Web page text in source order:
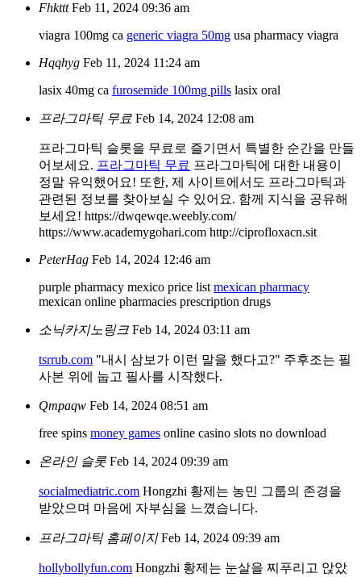
Fhkttt Feb 11, 2024 09:36 am
viagra 100mg ca generic viagra 50mg usa pharmacy viagra
Hqqhyg Feb 11, 2024 11:24 am
lasix 40mg ca furosemide 100mg pills lasix oral
프라그마틱 무료 Feb 14, 2024 12:08 am
프라그마틱 슬롯을 무료로 즐기면서 특별한 순간을 만들
어보세요. 프라그마틱 무료 프라그마틱에 대한 내용이
정말 유익했어요! 또한, 제 사이트에서도 프라그마틱과
관련된 정보를 찾아보실 수 있어요. 함께 지식을 공유해
보세요! https://dwqewqe.weebly.com/
https://www.academygohari.com http://ciprofloxacn.sit
PeterHag Feb 14, 2024 12:46 am
purple pharmacy mexico price list mexican pharmacy
mexican online pharmacies prescription drugs
소닉카지노링크 Feb 14, 2024 03:11 am
tsrrub.com "내시 삼보가 이런 말을 했다고?" 주후조는 필
사본 위에 눕고 필사를 시작했다.
Qmpaqw Feb 14, 2024 08:51 am
free spins money games online casino slots no download
온라인 슬롯 Feb 14, 2024 09:39 am
socialmediatric.com Hongzhi 황제는 농민 그룹의 존경을
받았으며 마음에 자부심을 느꼈습니다.
프라그마틱 홈페이지Feb 14, 2024 09:39 am
hollybollyfun.com Hongzhi 황제는 눈살을 찌푸리고 앉았